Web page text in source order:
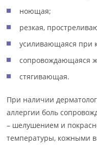
ноющая;
резкая,
усиливающаяся при
сопровождающаяся
стягивающая.
При наличии
аллергии боль
– шелушением и
температуры, кожными